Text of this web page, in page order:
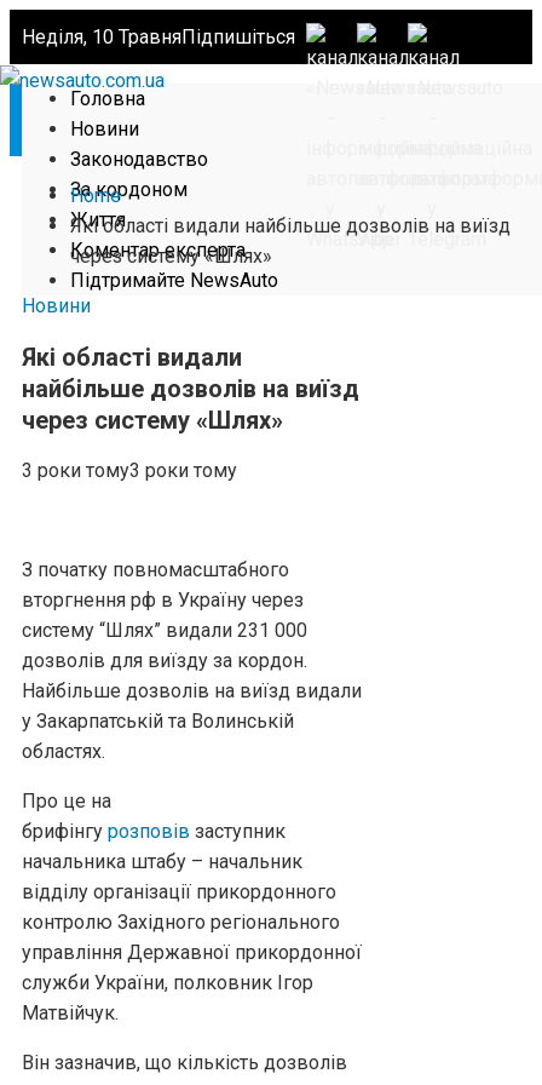
Неділя, 10 ТравняПідпишіться
Головна
Новини
Законодавство
За кордоном
Життя
Коментар експерта
Підтримайте NewsAuto
Home
Які області видали найбільше дозволів на виїзд
через систему «Шлях»
Новини
Які області видали
найбільше дозволів на виїзд
через систему «Шлях»
3 роки тому3 роки тому
З початку повномасштабного
вторгнення рф в Україну через
систему “Шлях” видали 231 000
дозволів для виїзду за кордон.
Найбільше дозволів на виїзд видали
у Закарпатській та Волинській
областях.
Про це на
брифінгу розповів заступник
начальника штабу – начальник
відділу організації прикордонного
контролю Західного регіонального
управління Державної прикордонної
служби України, полковник Ігор
Матвійчук.
Він зазначив, що кількість дозволів